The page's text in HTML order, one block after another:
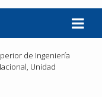
de Ingeniería
Unidad